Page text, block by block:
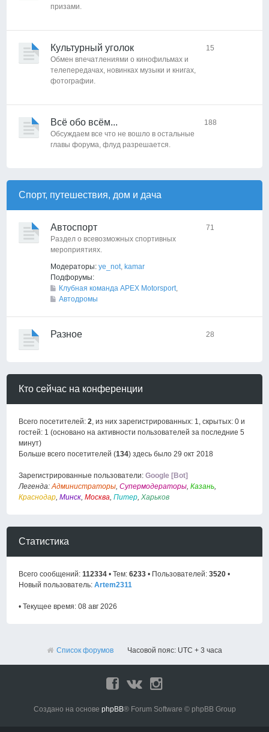
призами.
Культурный уголок
Обмен впечатлениями о кинофильмах и
телепередачах, новинках музыки и книгах,
фотографии.
15
Всё обо всём...
Обсуждаем все что не вошло в остальные
главы форума, флуд разрешается.
188
Спорт, путешествия, дом и дача
Автоспорт
Раздел о всевозможных спортивных
мероприятиях.
Модераторы: ye_not, kamar
Подфорумы:
Клубная команда APEX Motorsport,
Автодромы
71
Разное 28
Кто сейчас на конференции
Всего посетителей:2, из них зарегистрированных: 1, скрытых: 0 и
гостей: 1 (основано на активности пользователей за последние 5
минут)
Больше всего посетителей (134) здесь было 29 окт 2018
Зарегистрированные пользователи:Google [Bot]
Легенда:Администраторы,Супермодераторы,Казань,
Краснодар,Минск,Москва,Питер,Харьков
Статистика
Всего сообщений:112334 • Тем:6233 • Пользователей:3520 •
Новый пользователь:Artem2311
• Текущее время: 08 авг 2026
Список форумов Часовой пояс: UTC + 3 часа
Создано на основе phpBB® Forum Software © phpBB Group